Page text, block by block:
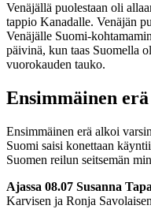
Venäjällä puolestaan oli
tappio Kanadalle. Venäjän
Venäjälle Suomi-
päivinä, kun taas Suomella
vuorokauden tauko.
Ensimmäinen erä
Ensimmäinen erä alkoi
Suomi saisi konettaan
Suomen reilun seitsemän
Ajassa 08.07 Susanna
Karvisen ja Ronja